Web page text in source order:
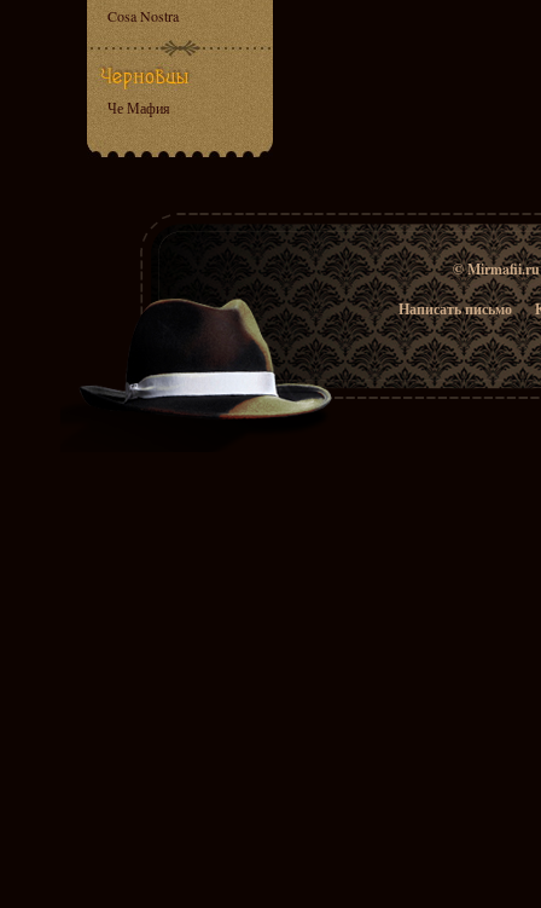
Cosa Nostra
Че Мафия
© Mirmafii.ru
Написать письмо